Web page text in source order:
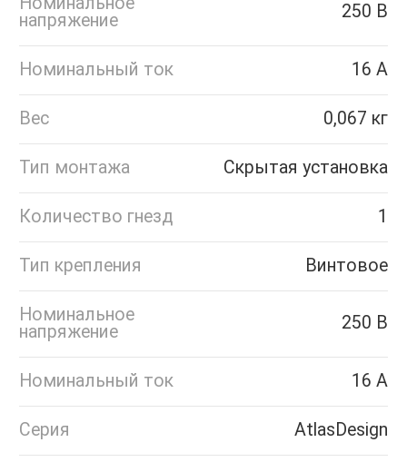
напряжение
250 В
Номинальный ток 16 А
Вес 0,067 кг
Тип монтажа Скрытая установка
Количество гнезд 1
Тип крепления Винтовое
Номинальное
напряжение
250 В
Номинальный ток 16 А
Серия AtlasDesign